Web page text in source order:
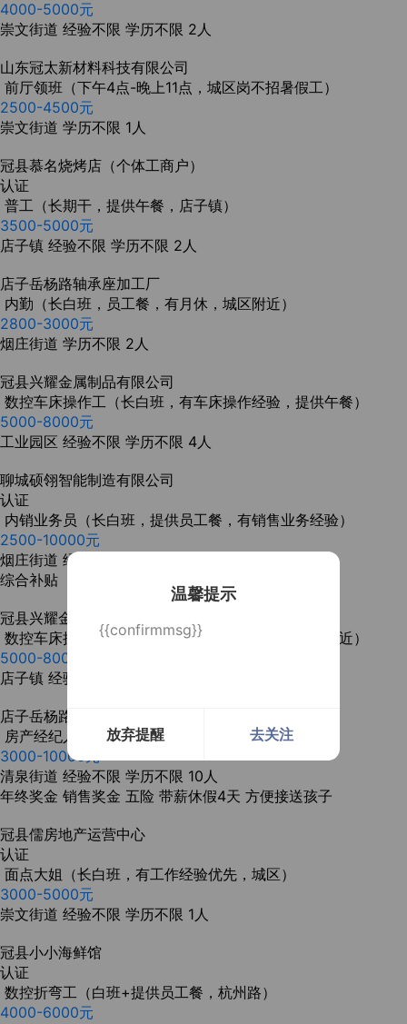
4000-5000元
崇文街道 经验不限 学历不限 2人
山东冠太新材料科技有限公司
前厅领班（下午4点-晚上11点，城区岗不招暑假工）
2500-4500元
崇文街道 学历不限 1人
冠县慕名烧烤店（个体工商户）
认证
普工（长期干，提供午餐，店子镇）
3500-5000元
店子镇 经验不限 学历不限 2人
店子岳杨路轴承座加工厂
内勤（长白班，员工餐，有月休，城区附近）
2800-3000元
烟庄街道 学历不限 2人
冠县兴耀金属制品有限公司
数控车床操作工（长白班，有车床操作经验，提供午餐）
5000-8000元
工业园区 经验不限 学历不限 4人
聊城硕翎智能制造有限公司
认证
内销业务员（长白班，提供员工餐，有销售业务经验）
2500-10000元
烟庄街道 经验不限
综合补贴
冠县兴耀金属制品有限公司
数控车床操作工（白班，有工作经验优先，店子镇附近）
5000-8000元
店子镇 经验不限
店子岳杨路轴承座加工厂
房产经纪人（长白班＋五险+定期团建+月入过万）
3000-10000元
清泉街道 经验不限 学历不限 10人
年终奖金 销售奖金 五险 带薪休假4天 方便接送孩子
冠县儒房地产运营中心
认证
面点大姐（长白班，有工作经验优先，城区）
3000-5000元
崇文街道 经验不限 学历不限 1人
冠县小小海鲜馆
认证
数控折弯工（白班+提供员工餐，杭州路）
4000-6000元
温馨提示
{{confirmmsg}}
放弃提醒 去关注